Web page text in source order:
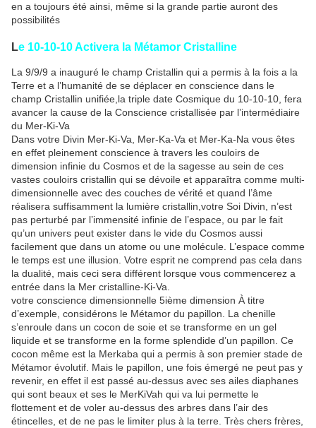
en a toujours été ainsi, même si la grande partie auront des
possibilités
Le 10-10-10 Activera la Métamor Cristalline
La 9/9/9 a inauguré le champ Cristallin qui a permis à la fois a la
Terre et a l’humanité de se déplacer en conscience dans le
champ Cristallin unifiée,la triple date Cosmique du 10-10-10, fera
avancer la cause de la Conscience cristallisée par l’intermédiaire
du Mer-Ki-Va
Dans votre Divin Mer-Ki-Va, Mer-Ka-Va et Mer-Ka-Na vous êtes
en effet pleinement conscience à travers les couloirs de
dimension infinie du Cosmos et de la sagesse au sein de ces
vastes couloirs cristallin qui se dévoile et apparaîtra comme multi-
dimensionnelle avec des couches de vérité et quand l’âme
réalisera suffisamment la lumière cristallin,votre Soi Divin, n’est
pas perturbé par l’immensité infinie de l’espace, ou par le fait
qu’un univers peut exister dans le vide du Cosmos aussi
facilement que dans un atome ou une molécule. L’espace comme
le temps est une illusion. Votre esprit ne comprend pas cela dans
la dualité, mais ceci sera différent lorsque vous commencerez a
entrée dans la Mer cristalline-Ki-Va.
votre conscience dimensionnelle 5ième dimension À titre
d’exemple, considérons le Métamor du papillon. La chenille
s’enroule dans un cocon de soie et se transforme en un gel
liquide et se transforme en la forme splendide d’un papillon. Ce
cocon même est la Merkaba qui a permis à son premier stade de
Métamor évolutif. Mais le papillon, une fois émergé ne peut pas y
revenir, en effet il est passé au-dessus avec ses ailes diaphanes
qui sont beaux et ses le MerKiVah qui va lui permette le
flottement et de voler au-dessus des arbres dans l’air des
étincelles, et de ne pas le limiter plus à la terre. Très chers frères,